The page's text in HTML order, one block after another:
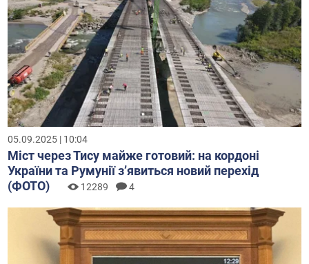
05.09.2025 | 10:04
Міст через Тису майже готовий: на кордоні
України та Румунії з’явиться новий перехід
(ФОТО)
12289 4